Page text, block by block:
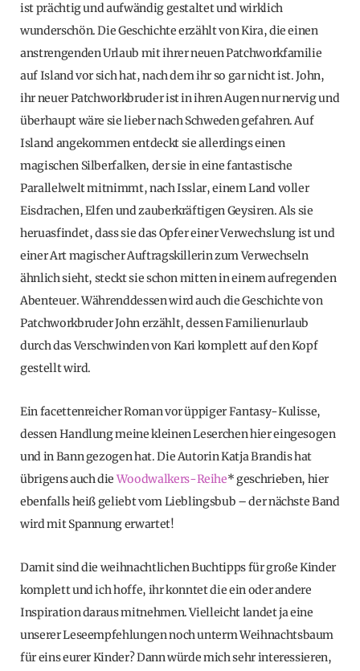
ist prächtig und aufwändig gestaltet und wirklich
wunderschön. Die Geschichte erzählt von Kira, die einen
anstrengenden Urlaub mit ihrer neuen Patchworkfamilie
auf Island vor sich hat, nach dem ihr so gar nicht ist. John,
ihr neuer Patchworkbruder ist in ihren Augen nur nervig und
überhaupt wäre sie lieber nach Schweden gefahren. Auf
Island angekommen entdeckt sie allerdings einen
magischen Silberfalken, der sie in eine fantastische
Parallelwelt mitnimmt, nach Isslar, einem Land voller
Eisdrachen, Elfen und zauberkräftigen Geysiren. Als sie
heruasfindet, dass sie das Opfer einer Verwechslung ist und
einer Art magischer Auftragskillerin zum Verwechseln
ähnlich sieht, steckt sie schon mitten in einem aufregenden
Abenteuer. Währenddessen wird auch die Geschichte von
Patchworkbruder John erzählt, dessen Familienurlaub
durch das Verschwinden von Kari komplett auf den Kopf
gestellt wird.
Ein facettenreicher Roman vor üppiger Fantasy-Kulisse,
dessen Handlung meine kleinen Leserchen hier eingesogen
und in Bann gezogen hat. Die Autorin Katja Brandis hat
übrigens auch die Woodwalkers-Reihe* geschrieben, hier
ebenfalls heiß geliebt vom Lieblingsbub – der nächste Band
wird mit Spannung erwartet!
Damit sind die weihnachtlichen Buchtipps für große Kinder
komplett und ich hoffe, ihr konntet die ein oder andere
Inspiration daraus mitnehmen. Vielleicht landet ja eine
unserer Leseempfehlungen noch unterm Weihnachtsbaum
für eins eurer Kinder? Dann würde mich sehr interessieren,